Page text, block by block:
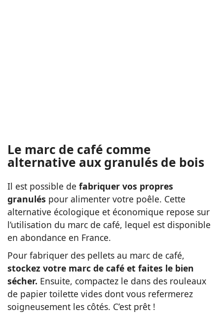
Le marc de café comme
alternative aux granulés de bois
Il est possible de fabriquer vos propres
granulés pour alimenter votre poêle. Cette
alternative écologique et économique repose sur
l’utilisation du marc de café, lequel est disponible
en abondance en France.
Pour fabriquer des pellets au marc de café,
stockez votre marc de café et faites le bien
sécher. Ensuite, compactez le dans des rouleaux
de papier toilette vides dont vous refermerez
soigneusement les côtés. C’est prêt !